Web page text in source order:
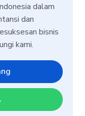
dalam
dan
bisnis
kami.